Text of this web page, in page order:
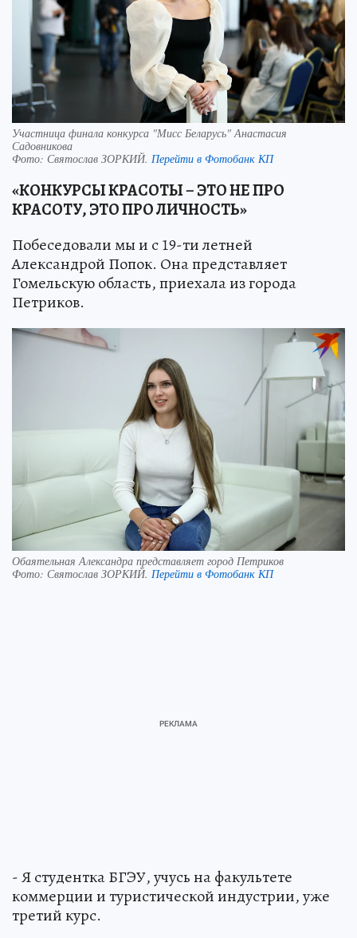
Участница финала конкурса "Мисс Беларусь" Анастасия
Садовникова
Фото: Святослав ЗОРКИЙ. Перейти в Фотобанк КП
«КОНКУРСЫ КРАСОТЫ – ЭТО НЕ ПРО
КРАСОТУ, ЭТО ПРО ЛИЧНОСТЬ»
Побеседовали мы и с 19-ти летней
Александрой Попок. Она представляет
Гомельскую область, приехала из города
Петриков.
Обаятельная Александра представляет город Петриков
Фото: Святослав ЗОРКИЙ. Перейти в Фотобанк КП
- Я студентка БГЭУ, учусь на факультете
коммерции и туристической индустрии, уже
третий курс.